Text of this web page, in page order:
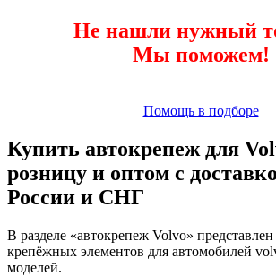
Не нашли нужный
Мы поможем!
Помощь в подборе
Купить автокрепеж для
розницу и оптом с
России и СНГ
В разделе «автокрепеж Volvo»
крепёжных элементов для автомобилей
моделей.